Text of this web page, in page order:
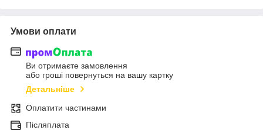
Умови оплати
Ви отримаєте замовлення
або гроші повернуться на вашу картку
Детальніше
Оплатити частинами
Післяплата